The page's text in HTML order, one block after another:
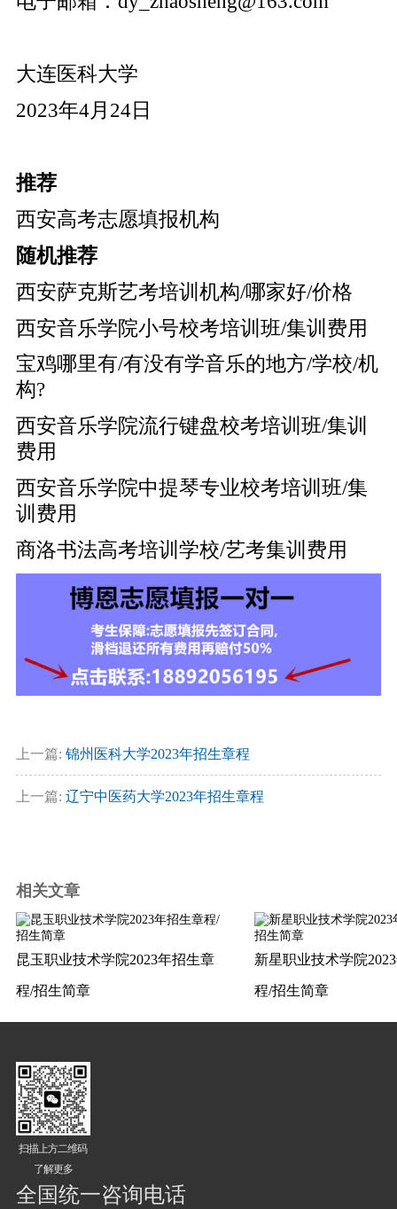
大连医科大学
2023年4月24日
推荐
西安高考志愿填报机构
随机推荐
西安萨克斯艺考培训机构/哪家好/价格
西安音乐学院小号校考培训班/集训费用
宝鸡哪里有/有没有学音乐的地方/学校/机
构?
西安音乐学院流行键盘校考培训班/集训
费用
西安音乐学院中提琴专业校考培训班/集
训费用
商洛书法高考培训学校/艺考集训费用
上一篇: 锦州医科大学2023年招生章程
上一篇: 辽宁中医药大学2023年招生章程
相关文章
昆玉职业技术学院2023年招生章
程/招生简章
新星职业技术学院
程/招生简章
扫描上方二维码
了解更多
全国统一咨询电话